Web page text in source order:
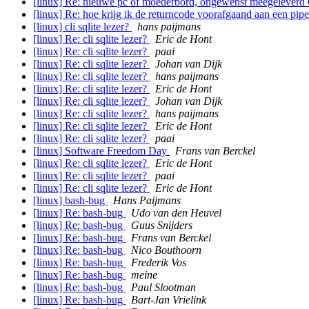
[linux] Re: hoe krijg ik de returncode voorafgaand aan een
[linux] cli sqlite lezer?
hans paijmans
[linux] Re: cli sqlite lezer?
Eric de Hont
[linux] Re: cli sqlite lezer?
paai
[linux] Re: cli sqlite lezer?
Johan van Dijk
[linux] Re: cli sqlite lezer?
hans paijmans
[linux] Re: cli sqlite lezer?
Eric de Hont
[linux] Re: cli sqlite lezer?
Johan van Dijk
[linux] Re: cli sqlite lezer?
hans paijmans
[linux] Re: cli sqlite lezer?
Eric de Hont
[linux] Re: cli sqlite lezer?
paai
[linux] Software Freedom Day
Frans van Berckel
[linux] Re: cli sqlite lezer?
Eric de Hont
[linux] Re: cli sqlite lezer?
paai
[linux] Re: cli sqlite lezer?
Eric de Hont
[linux] bash-bug
Hans Paijmans
[linux] Re: bash-bug
Udo van den Heuvel
[linux] Re: bash-bug
Guus Snijders
[linux] Re: bash-bug
Frans van Berckel
[linux] Re: bash-bug
Nico Bouthoorn
[linux] Re: bash-bug
Frederik Vos
[linux] Re: bash-bug
meine
[linux] Re: bash-bug
Paul Slootman
[linux] Re: bash-bug
Bart-Jan Vrielink